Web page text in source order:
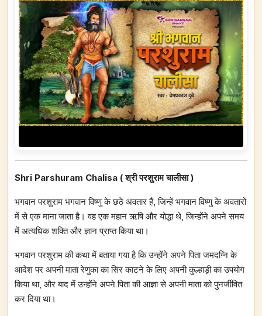
Shri Parshuram Chalisa ( श्री परशुराम चालीसा )
भगवान परशुराम भगवान विष्णु के छठे अवतार हैं, जिन्हें भगवान विष्णु के अवतारों
में से एक माना जाता है। वह एक महान ऋषि और योद्धा थे, जिन्होंने अपने समय
में अत्यधिक शक्ति और ज्ञान प्राप्त किया था।
भगवान परशुराम की कथा में बताया गया है कि उन्होंने अपने पिता जमदग्नि के
आदेश पर अपनी माता रेणुका का सिर काटने के लिए अपनी कुल्हाड़ी का उपयोग
किया था, और बाद में उन्होंने अपने पिता की आज्ञा से अपनी माता को पुनर्जीवित
कर दिया था।